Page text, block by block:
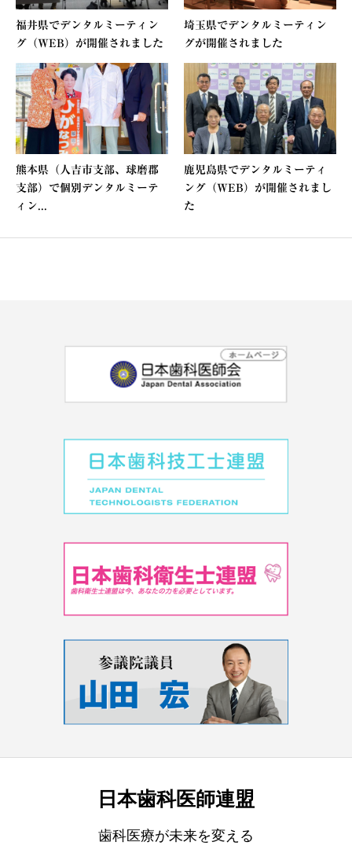
福井県でデンタルミーティン
グ（WEB）が開催されました
埼玉県でデンタルミーティン
グが開催されました
熊本県（人吉市支部、球磨郡
支部）で個別デンタルミーテ
ィン...
鹿児島県でデンタルミーティ
ング（WEB）が開催されまし
た
日本歯科医師連盟
歯科医療が未来を変える